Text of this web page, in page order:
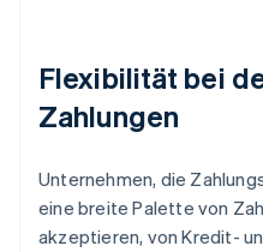
Flexibilität bei
Zahlungen
Unternehmen, die
eine breite Palette von
akzeptieren, von Kredit-